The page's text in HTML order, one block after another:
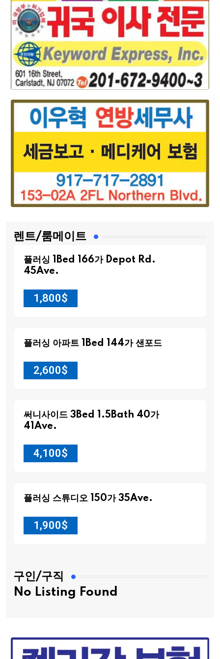
렌트/룸메이트
플러싱 1Bed 166가 Depot Rd.
45Ave.
1,800$
플러싱 아파트 1Bed 144가 샌포드
2,600$
써니사이드 3Bed 1.5Bath 40가
41Ave.
4,100$
플러싱 스튜디오 150가 35Ave.
1,900$
구인/구직
No Listing Found